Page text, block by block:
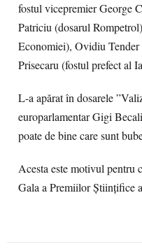
fostul vicepremier George
Patriciu (dosarul
Economiei), Ovidiu
Prisecaru (fostul prefect al
L-a apărat în dosarele
europarlamentar Gigi
poate de bine care sunt
Acesta este motivul pentru
Gala a Premiilor Științifice